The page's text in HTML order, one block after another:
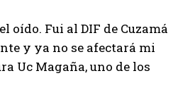
Fui al DIF de Cuzamá
y ya no se afectará mi
Uc Magaña, uno de los